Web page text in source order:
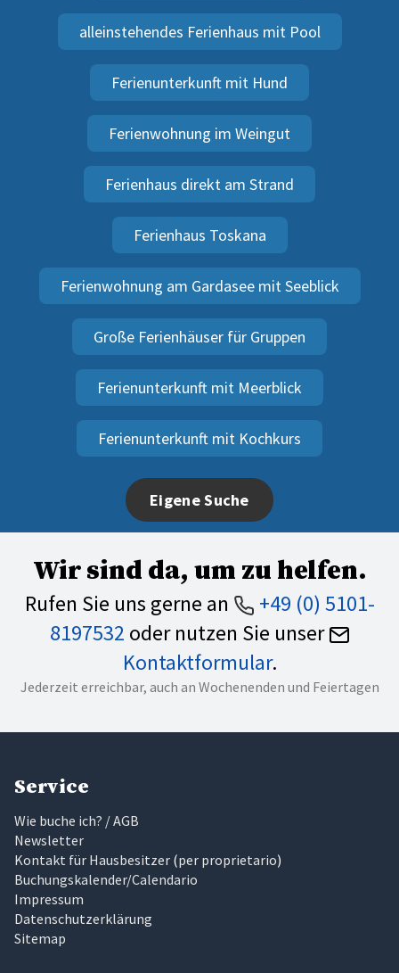
alleinstehendes Ferienhaus mit Pool
Ferienunterkunft mit Hund
Ferienwohnung im Weingut
Ferienhaus direkt am Strand
Ferienhaus Toskana
Ferienwohnung am Gardasee mit Seeblick
Große Ferienhäuser für Gruppen
Ferienunterkunft mit Meerblick
Ferienunterkunft mit Kochkurs
Eigene Suche
Wir sind da, um zu helfen.
Rufen Sie uns gerne an
+49 (0) 5101-
8197532 oder nutzen Sie unser
Kontaktformular.
Jederzeit erreichbar, auch an Wochenenden und Feiertagen
Service
Wie buche ich? / AGB
Newsletter
Kontakt für Hausbesitzer (per proprietario)
Buchungskalender/Calendario
Impressum
Datenschutzerklärung
Sitemap